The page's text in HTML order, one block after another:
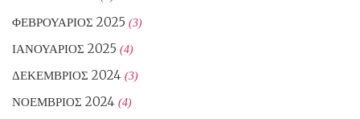
ΦΕΒΡΟΥΆΡΙΟΣ 2025 (3)
ΙΑΝΟΥΆΡΙΟΣ 2025 (4)
ΔΕΚΈΜΒΡΙΟΣ 2024 (3)
ΝΟΈΜΒΡΙΟΣ 2024 (4)